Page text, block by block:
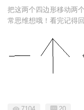
把这两个四边形移动两
常思维想哦！看完记得